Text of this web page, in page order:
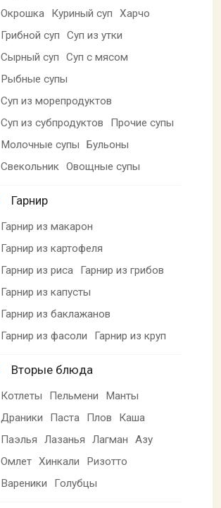
Окрошка
Куриный суп
Харчо
Грибной суп
Суп из утки
Сырный суп
Суп с мясом
Рыбные супы
Суп из морепродуктов
Суп из субпродуктов
Прочие супы
Молочные супы
Бульоны
Свекольник Овощные супы
Гарнир
Гарнир из макарон
Гарнир из картофеля
Гарнир из риса
Гарнир из грибов
Гарнир из капусты
Гарнир из баклажанов
Гарнир из фасоли
Гарнир из круп
Вторые блюда
Котлеты Пельмени
Манты
Драники
Паста Плов
Каша
Паэлья
Лазанья Лагман
Азу
Омлет Хинкали
Ризотто
Вареники
Голубцы